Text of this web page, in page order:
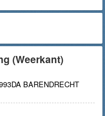
(Weerkant)
BARENDRECHT